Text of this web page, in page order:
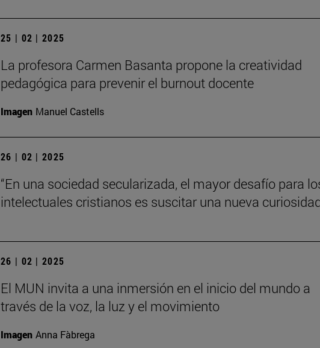
25 | 02 | 2025
La profesora Carmen Basanta propone la creatividad
pedagógica para prevenir el burnout docente
Imagen Manuel Castells
26 | 02 | 2025
“En una sociedad secularizada, el mayor desafío para
intelectuales cristianos es suscitar una nueva
26 | 02 | 2025
El MUN invita a una inmersión en el inicio del mundo a
través de la voz, la luz y el movimiento
Imagen Anna Fàbrega